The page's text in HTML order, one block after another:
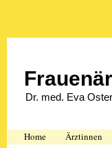
Dr. med. Eva
Home Ärztinnen